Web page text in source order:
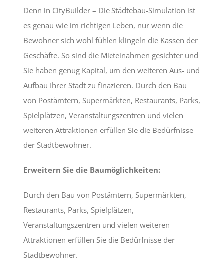
Denn in CityBuilder – Die Städtebau-Simulation ist
es genau wie im richtigen Leben, nur wenn die
Bewohner sich wohl fühlen klingeln die Kassen der
Geschäfte. So sind die Mieteinahmen gesichter und
Sie haben genug Kapital, um den weiteren Aus- und
Aufbau Ihrer Stadt zu finazieren. Durch den Bau
von Postämtern, Supermärkten, Restaurants, Parks,
Spielplätzen, Veranstaltungszentren und vielen
weiteren Attraktionen erfüllen Sie die Bedürfnisse
der Stadtbewohner.
Erweitern Sie die Baumöglichkeiten:
Durch den Bau von Postämtern, Supermärkten,
Restaurants, Parks, Spielplätzen,
Veranstaltungszentren und vielen weiteren
Attraktionen erfüllen Sie die Bedürfnisse der
Stadtbewohner.